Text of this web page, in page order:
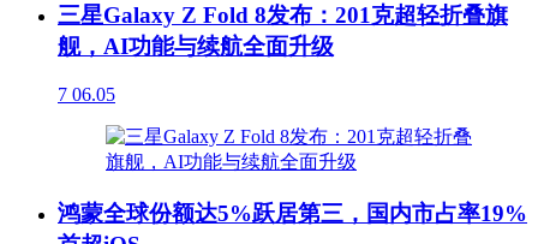
三星Galaxy Z Fold 8发布：201克超轻折叠旗
舰，AI功能与续航全面升级
7 06.05
鸿蒙全球份额达5%跃居第三，国内市占率19%